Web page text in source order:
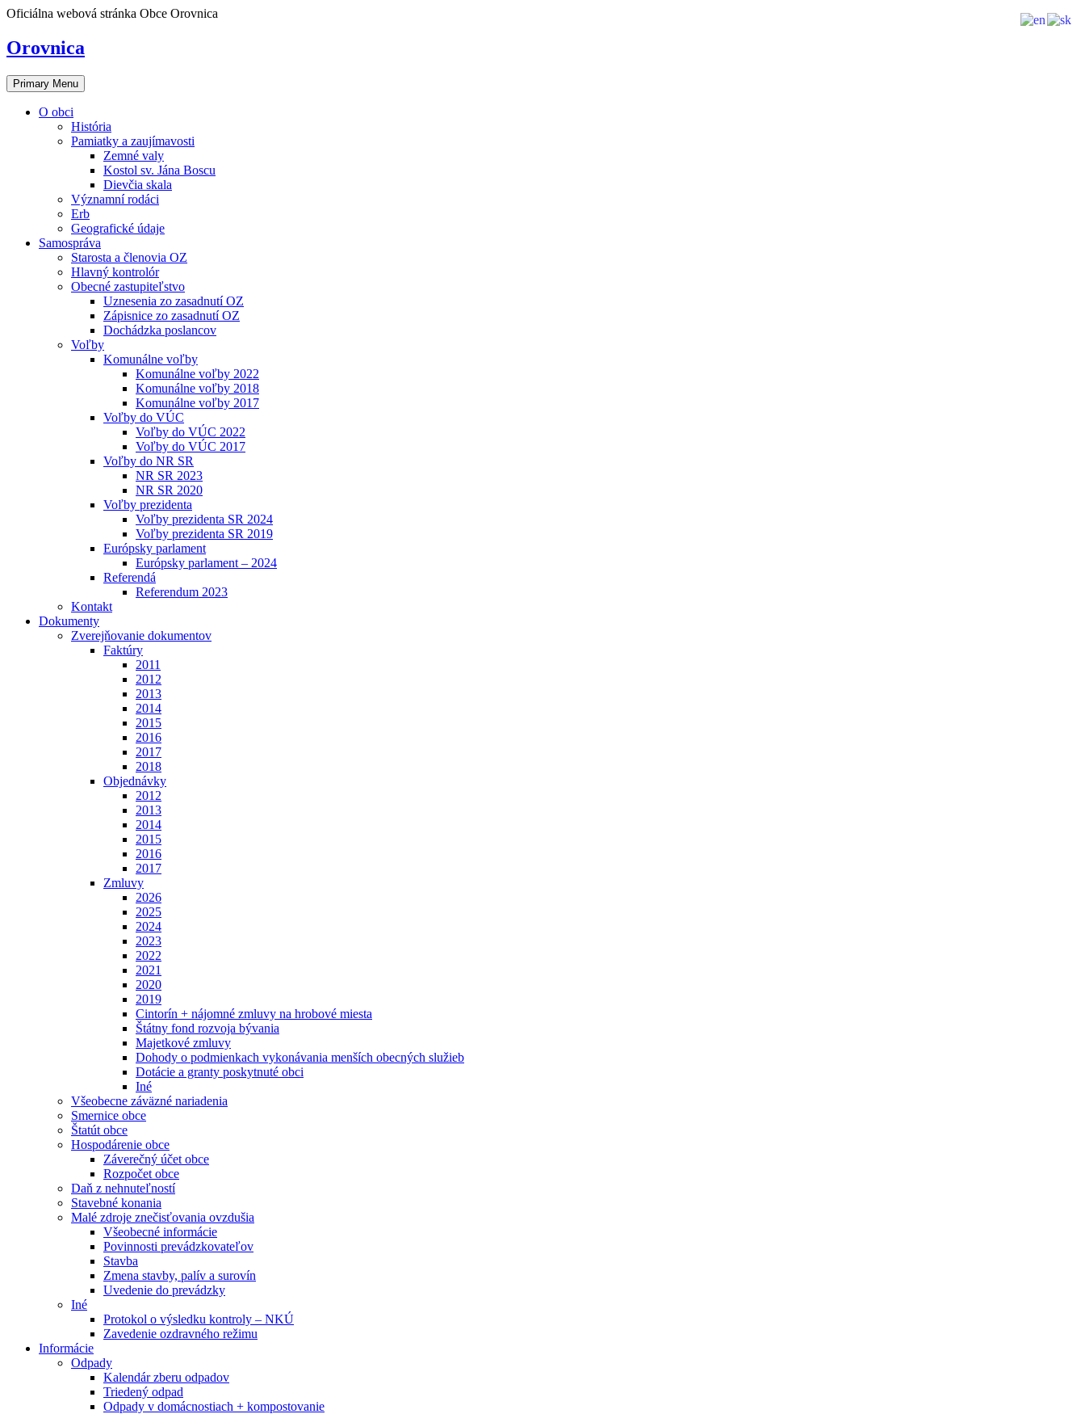
Skip
content
Oficiálna webová stránka Obce Orovnica
Orovnica
Primary Menu
O obci
História
Pamiatky a zaujímavosti
Zemné valy
Kostol sv. Jána Boscu
Dievčia skala
Významní rodáci
Erb
Geografické údaje
Samospráva
Starosta a členovia OZ
Hlavný kontrolór
Obecné zastupiteľstvo
Uznesenia zo zasadnutí OZ
Zápisnice zo zasadnutí OZ
Dochádzka poslancov
Voľby
Komunálne voľby
Komunálne voľby 2022
Komunálne voľby 2018
Komunálne voľby 2017
Voľby do VÚC
Voľby do VÚC 2022
Voľby do VÚC 2017
Voľby do NR SR
NR SR 2023
NR SR 2020
Voľby prezidenta
Voľby prezidenta SR 2024
Voľby prezidenta SR 2019
Európsky parlament
Európsky parlament – 2024
Referendá
Referendum 2023
Kontakt
Dokumenty
Zverejňovanie dokumentov
Faktúry
2011
2012
2013
2014
2015
2016
2017
2018
Objednávky
2012
2013
2014
2015
2016
2017
Zmluvy
2026
2025
2024
2023
2022
2021
2020
2019
Cintorín + nájomné zmluvy na hrobové miesta
Štátny fond rozvoja bývania
Majetkové zmluvy
Dohody o podmienkach vykonávania menších obecných služieb
Dotácie a granty poskytnuté obci
Iné
Všeobecne záväzné nariadenia
Smernice obce
Štatút obce
Hospodárenie obce
Záverečný účet obce
Rozpočet obce
Daň z nehnuteľností
Stavebné konania
Malé zdroje znečisťovania ovzdušia
Všeobecné informácie
Povinnosti prevádzkovateľov
Stavba
Zmena stavby, palív a surovín
Uvedenie do prevádzky
Iné
Protokol o výsledku kontroly – NKÚ
Zavedenie ozdravného režimu
Informácie
Odpady
Kalendár zberu odpadov
Triedený odpad
Odpady v domácnostiach + kompostovanie